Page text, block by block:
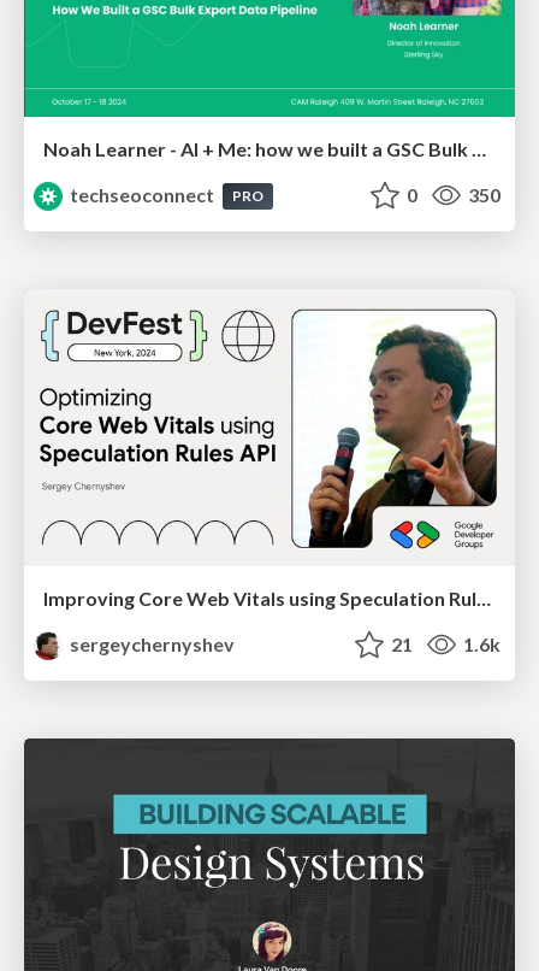
Noah Learner - AI + Me: how we built a GSC Bulk Export data pipeline
techseoconnect
PRO 0 350
sergeychernyshev
21 1.6k